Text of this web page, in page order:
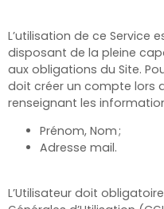
L’utilisation de ce Service
disposant de la pleine
aux obligations du Site.
doit créer un compte lors
renseignant les
Prénom, Nom ;
Adresse mail.
L’Utilisateur doit